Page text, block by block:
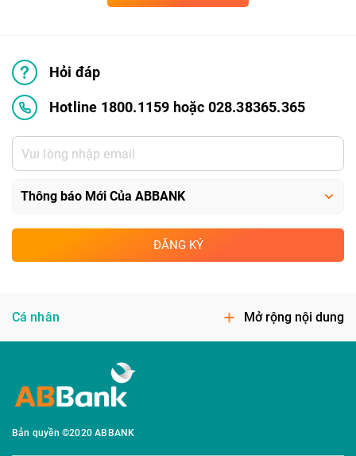
Hỏi đáp
Hotline 1800.1159 hoặc 028.38365.365
ĐĂNG KÝ
Cá nhân Mở rộng nội dung
Bản quyền ©2020 ABBANK